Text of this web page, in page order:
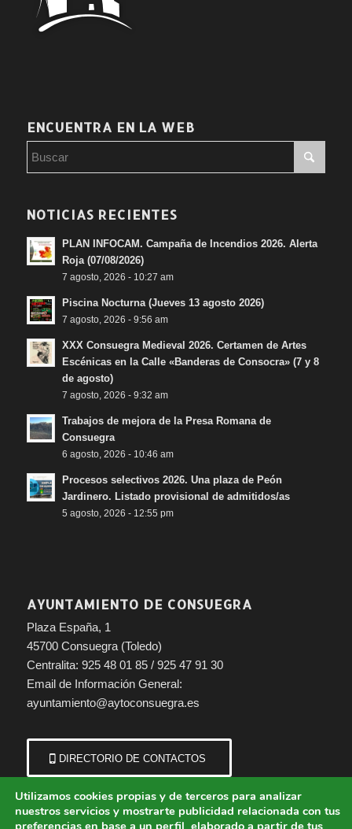
ENCUENTRA EN LA WEB
NOTICIAS RECIENTES
PLAN INFOCAM. Campaña de Incendios 2026. Alerta
Roja (07/08/2026)
7 agosto, 2026 - 10:27 am
Piscina Nocturna (Jueves 13 agosto 2026)
7 agosto, 2026 - 9:56 am
XXX Consuegra Medieval 2026. Certamen de Artes
Escénicas en la Calle «Banderas de Consocra» (7 y 8
de agosto)
7 agosto, 2026 - 9:32 am
Trabajos de mejora de la Presa Romana de
Consuegra
6 agosto, 2026 - 10:46 am
Procesos selectivos 2026. Una plaza de Peón
Jardinero. Listado provisional de admitidos/as
5 agosto, 2026 - 12:55 pm
AYUNTAMIENTO DE CONSUEGRA
Plaza España, 1
45700 Consuegra (Toledo)
Centralita: 925 48 01 85 / 925 47 91 30
Email de Información General:
ayuntamiento@aytoconsuegra.es
DIRECTORIO DE CONTACTOS
Utilizamos cookies propias y de terceros para analizar
nuestros servicios y mostrarte publicidad relacionada con tus
preferencias en base a un perfil elaborado a partir de tus